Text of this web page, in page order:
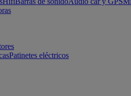
Patinetes eléctricos